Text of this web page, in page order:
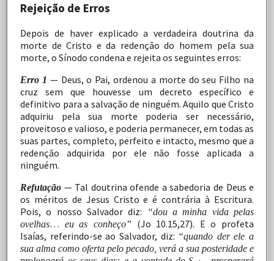
Rejeição de Erros
Depois de haver explicado a verdadeira doutrina da
morte de Cristo e da redenção do homem pela sua
morte, o Sínodo condena e rejeita os seguintes erros:
Erro 1 — Deus, o Pai, ordenou a morte do seu Filho na
cruzsem que houvesse um decreto específico
e
definitivo para a salvação de ninguém. Aquilo que Cristo
adquiriu
pela sua morte poderia ser
necessário,
proveitoso e valioso, e poderia permanecer, em todas as
suas partes, completo, perfeito e intacto, mesmo que a
redenção
adquirida por ele não fosseaplicada a
ninguém.
Refutação — Tal doutrina ofende a sabedoria de Deus e
os méritos de Jesus Cristo e é contrária à Escritura.
Pois, o nosso Salvador diz: “dou a minha vida pelas
ovelhas… eu as conheço” (Jo 10.15,27). E o profeta
Isaías, referindo-se ao Salvador, diz: “quando der ele a
sua alma como oferta pelo pecado, verá a sua posteridade e